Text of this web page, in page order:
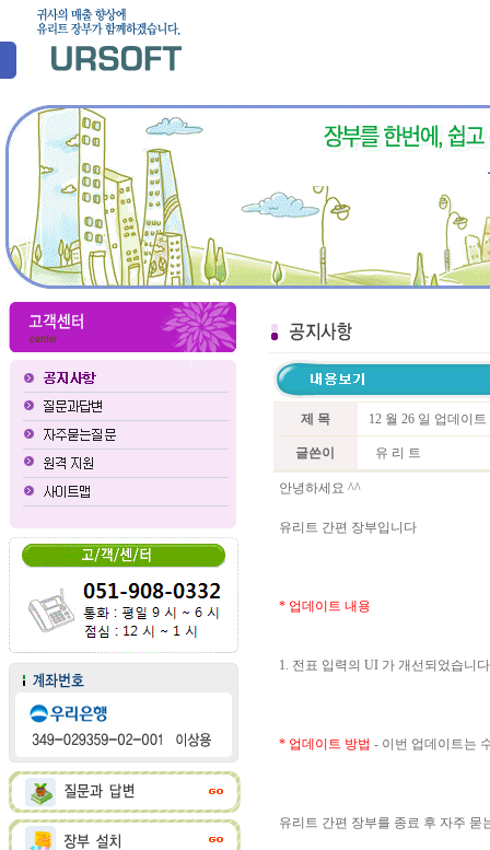
제 목 12 월 26 일 업데이
글쓴이 유 리 트
안녕하세요 ^^
유리트 간편 장부입니다
* 업데이트 내용
1. 전표 입력의 UI 가 개선되었습니
* 업데이트 방법 - 이번 업데이트는
유리트 간편 장부를 종료 후 자주